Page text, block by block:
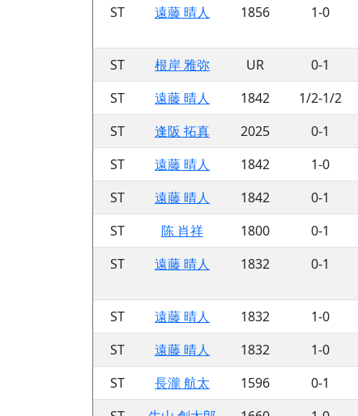
ST
遠藤 晴人 1856 1-0
ST 根岸 雅弥 UR 0-1
ST
遠藤 晴人 1842 1/2-1/2
ST
逢阪 拓真 2025 0-1
ST
遠藤 晴人 1842 1-0
ST
遠藤 晴人 1842 0-1
ST
陈 肖祥 1800 0-1
ST
遠藤 晴人 1832 0-1
ST 遠藤 晴人 1832 1-0
ST
遠藤 晴人 1832 1-0
ST
長瀧 航太 1596 0-1